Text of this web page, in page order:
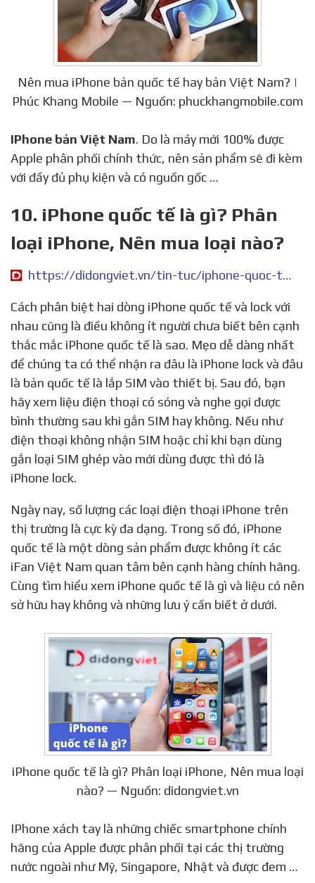
Nên mua iPhone bản quốc tế hay bản Việt Nam? |
Phúc Khang Mobile — Nguồn: phuckhangmobile.com
IPhone bản Việt Nam. Do là máy mới 100% được
Apple phân phối chính thức, nên sản phẩm sẽ đi kèm
với đầy đủ phụ kiện và có nguồn gốc …
10. iPhone quốc tế là gì? Phân
loại iPhone, Nên mua loại nào?
https://didongviet.vn/tin-tuc/iphone-quoc-te-la-gi/
Cách phân biệt hai dòng iPhone quốc tế và lock với
nhau cũng là điều không ít người chưa biết bên cạnh
thắc mắc iPhone quốc tế là sao. Mẹo dễ dàng nhất
để chúng ta có thể nhận ra đâu là iPhone lock và đâu
là bản quốc tế là lắp SIM vào thiết bị. Sau đó, bạn
hãy xem liệu điện thoại có sóng và nghe gọi được
bình thường sau khi gắn SIM hay không. Nếu như
điện thoại không nhận SIM hoặc chỉ khi bạn dùng
gắn loại SIM ghép vào mới dùng được thì đó là
iPhone lock.
Ngày nay, số lượng các loại điện thoại iPhone trên
thị trường là cực kỳ đa dạng. Trong số đó, iPhone
quốc tế là một dòng sản phẩm được không ít các
iFan Việt Nam quan tâm bên cạnh hàng chính hãng.
Cùng tìm hiểu xem iPhone quốc tế là gì và liệu có nên
sở hữu hay không và những lưu ý cần biết ở dưới.
iPhone quốc tế là gì? Phân loại iPhone, Nên mua loại
nào? — Nguồn: didongviet.vn
IPhone xách tay là những chiếc smartphone chính
hãng của Apple được phân phối tại các thị trường
nước ngoài như Mỹ, Singapore, Nhật và được đem …